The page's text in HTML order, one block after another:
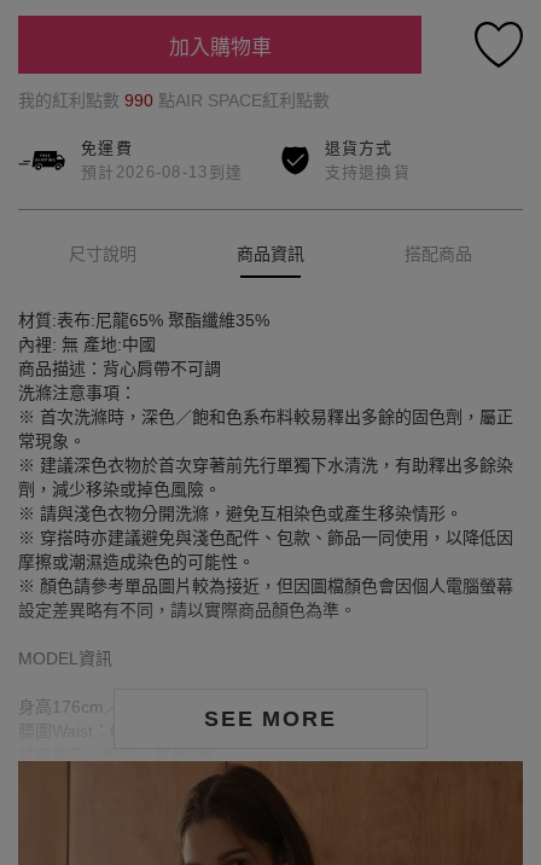
加入購物車
我的紅利點數 990 點AIR SPACE紅利點數
免運費
預計2026-08-13到達
退貨方式
支持退換貨
尺寸說明 商品資訊 搭配商品
SEE MORE
材質:表布:尼龍65% 聚酯纖維35%
內裡: 無 產地:中國
商品描述：背心肩帶不可調
洗滌注意事項：
※ 首次洗滌時，深色／飽和色系布料較易釋出多餘的固色劑，屬正
常現象。
※ 建議深色衣物於首次穿著前先行單獨下水清洗，有助釋出多餘染
劑，減少移染或掉色風險。
※ 請與淺色衣物分開洗滌，避免互相染色或產生移染情形。
※ 穿搭時亦建議避免與淺色配件、包款、飾品一同使用，以降低因
摩擦或潮濕造成染色的可能性。
※ 顏色請參考單品圖片較為接近，但因圖檔顏色會因個人電腦螢幕
設定差異略有不同，請以實際商品顏色為準。
MODEL資訊
身高176cm／胸圍Bust：84cm
腰圍Waist：63cm／臀圍hips：90cm